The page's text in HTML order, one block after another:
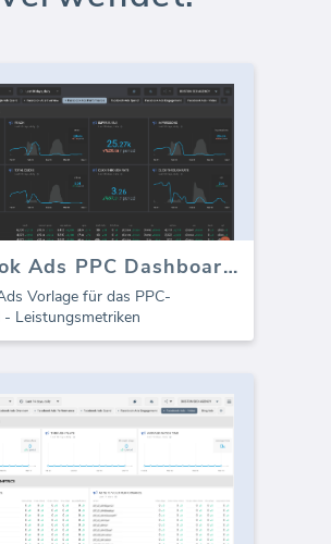
Facebook Ads PPC Dashboard - Leistung
Vorlage für das PPC-
- Leistungsmetriken